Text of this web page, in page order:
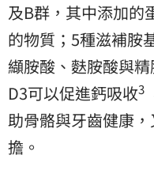
及B群，其中添加的
的物質；5種滋補胺
纈胺酸、麩胺酸與
D3可以促進鈣吸收3
助骨骼與牙齒健康
擔。